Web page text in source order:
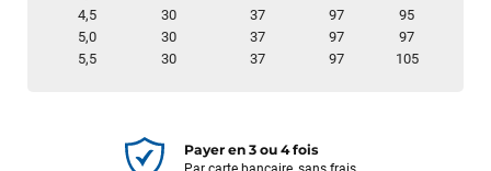
4,5
30 37 97
95
5,0
30 37 97
97
5,5
30 37 97 105
Payer en 3 ou 4 fois